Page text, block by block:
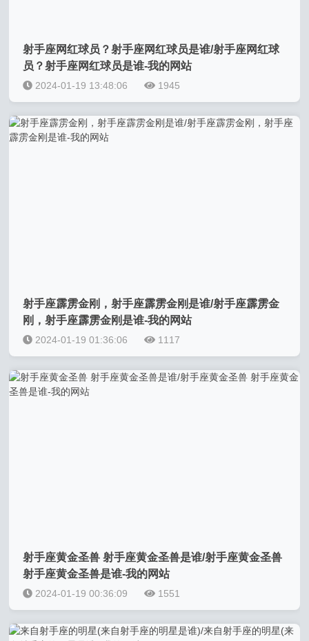
射手座网红球员？射手座网红球员是谁/射手座网红球
员？射手座网红球员是谁-我的网站
2024-01-19 13:48:06 1945
射手座霹雳金刚，射手座霹雳金刚是谁/射手座霹雳金
刚，射手座霹雳金刚是谁-我的网站
2024-01-19 01:36:06 1117
射手座黄金圣兽 射手座黄金圣兽是谁/射手座黄金圣兽
射手座黄金圣兽是谁-我的网站
2024-01-19 00:36:09 1551